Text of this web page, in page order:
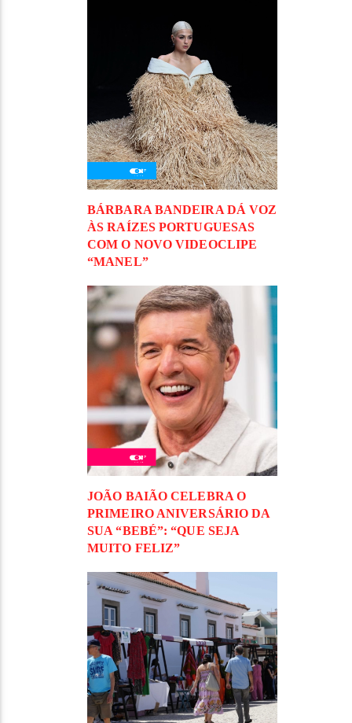
BÁRBARA BANDEIRA DÁ VOZ
ÀS RAÍZES PORTUGUESAS
COM O NOVO VIDEOCLIPE
“MANEL”
JOÃO BAIÃO CELEBRA O
PRIMEIRO ANIVERSÁRIO DA
SUA “BEBÉ”: “QUE SEJA
MUITO FELIZ”